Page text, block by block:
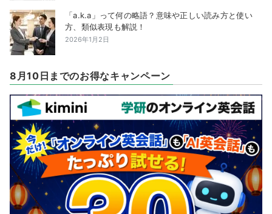
「a.k.a」って何の略語？意味や正しい読み方と使い
方、類似表現も解説！
2026年1月2日
8月10日までのお得なキャンペーン